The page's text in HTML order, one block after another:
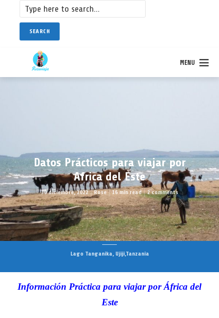
SEARCH
MENU
Lago Tanganika, Ujiji,Tanzania
Datos Prácticos para viajar por
Africa del Este
30 diciembre, 2022 Rose 16 min read 2 comments
Información Práctica para viajar por África del
Este